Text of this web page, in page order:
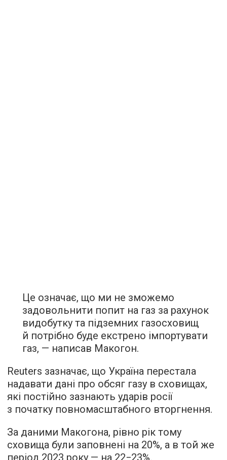
Це означає, що ми не зможемо
задовольнити попит на газ за рахунок
видобутку та підземних газосховищ
й потрібно буде екстрено імпортувати
газ, — написав Макогон.
Reuters зазначає, що Україна перестала
надавати дані про обсяг газу в сховищах,
які постійно зазнають ударів росії
з початку повномасштабного вторгнення.
За даними Макогона, рівно рік тому
сховища були заповнені на 20%, а в той же
період 2023 року — на 22−23%.